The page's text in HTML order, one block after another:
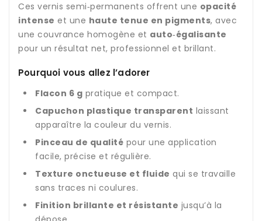
Ces vernis semi‑permanents offrent une opacité
intense et une haute tenue en pigments, avec
une couvrance homogène et auto‑égalisante
pour un résultat net, professionnel et brillant.
Pourquoi vous allez l’adorer
Flacon 6 g pratique et compact.
Capuchon plastique transparent laissant
apparaître la couleur du vernis.
Pinceau de qualité pour une application
facile, précise et régulière.
Texture onctueuse et fluide qui se travaille
sans traces ni coulures.
Finition brillante et résistante jusqu’à la